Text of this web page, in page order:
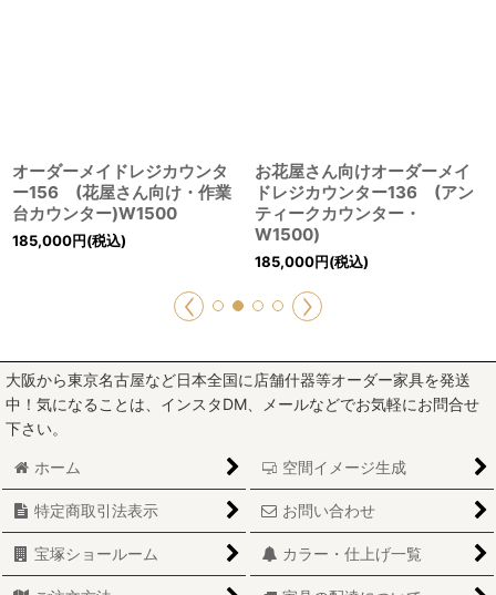
オーダーメイドレジカウンタ
ー156 (花屋さん向け・作業
台カウンター)W1500
185,000円(税込)
お花屋さん向けオーダーメイ
ドレジカウンター136 (アン
ティークカウンター・
W1500)
185,000円(税込)
大阪から東京名古屋など日本全国に店舗什器等オーダー家具を発送
中！気になることは、インスタDM、メールなどでお気軽にお問合せ
下さい。
ホーム 空間イメージ生成
特定商取引法表示 お問い合わせ
宝塚ショールーム カラー・仕上げ一覧